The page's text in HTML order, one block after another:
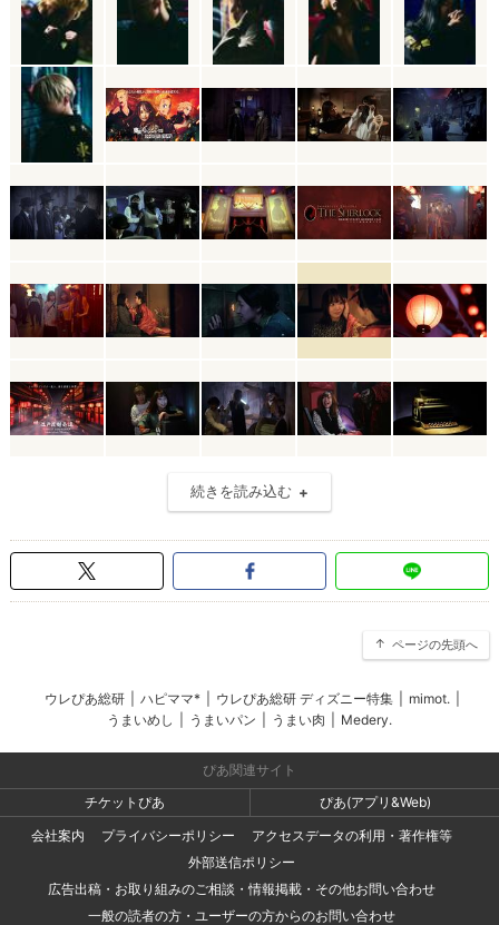
続きを読み込む
ページの先頭へ
ウレぴあ総研 ハピママ* ウレぴあ総研 ディズニー特集 mimot.
うまいめし
うまいパン うまい肉 Medery.
ぴあ関連サイト
チケットぴあ
ぴあ(アプリ&Web)
会社案内
プライバシーポリシー
アクセスデータの利用・著作権等
外部送信ポリシー
広告出稿・お取り組みのご相談・情報掲載・その他お問い合わせ
一般の読者の方・ユーザーの方からのお問い合わせ